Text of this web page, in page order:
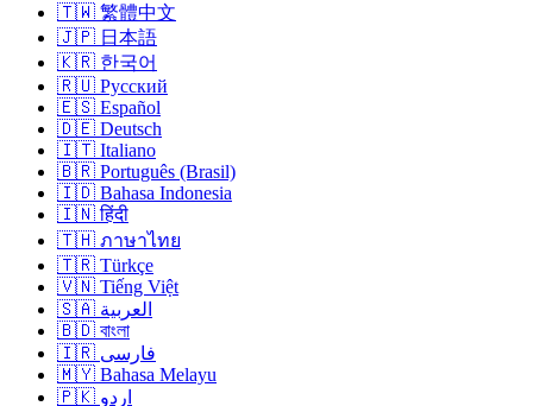
🇹🇼 繁體中文
🇯🇵 日本語
🇰🇷 한국어
🇷🇺 Русский
🇪🇸 Español
🇩🇪 Deutsch
🇮🇹 Italiano
🇧🇷 Português (Brasil)
🇮🇩 Bahasa Indonesia
🇮🇳 हिंदी
🇹🇭 ภาษาไทย
🇹🇷 Türkçe
🇻🇳 Tiếng Việt
🇸🇦 العربية
🇧🇩 বাংলা
🇮🇷 فارسی
🇲🇾 Bahasa Melayu
🇵🇰 اردو